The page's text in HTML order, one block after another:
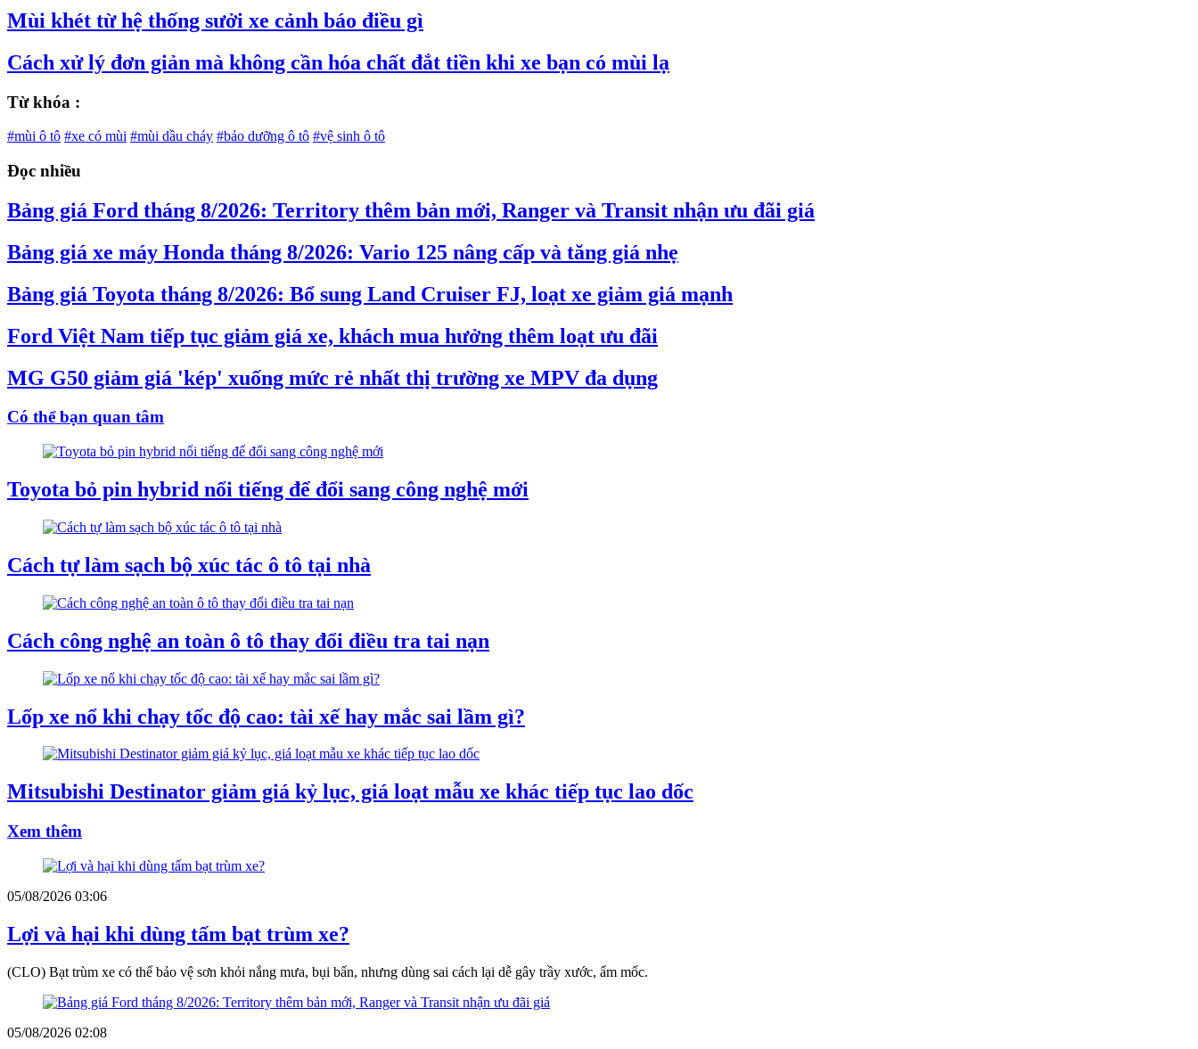
Mùi khét từ hệ thống sưởi xe cảnh báo điều gì
Cách xử lý đơn giản mà không cần hóa chất đắt tiền khi xe bạn có mùi lạ
Từ khóa :
#mùi ô tô #xe có mùi #mùi dầu cháy #bảo dưỡng ô tô #vệ sinh ô tô
Đọc nhiều
Bảng giá Ford tháng 8/2026: Territory thêm bản mới, Ranger và Transit nhận ưu đãi giá
Bảng giá xe máy Honda tháng 8/2026: Vario 125 nâng cấp và tăng giá nhẹ
Bảng giá Toyota tháng 8/2026: Bổ sung Land Cruiser FJ, loạt xe giảm giá mạnh
Ford Việt Nam tiếp tục giảm giá xe, khách mua hưởng thêm loạt ưu đãi
MG G50 giảm giá 'kép' xuống mức rẻ nhất thị trường xe MPV đa dụng
Có thể bạn quan tâm
Toyota bỏ pin hybrid nổi tiếng để đổi sang công nghệ mới
Cách tự làm sạch bộ xúc tác ô tô tại nhà
Cách công nghệ an toàn ô tô thay đổi điều tra tai nạn
Lốp xe nổ khi chạy tốc độ cao: tài xế hay mắc sai lầm gì?
Mitsubishi Destinator giảm giá kỷ lục, giá loạt mẫu xe khác tiếp tục lao dốc
Xem thêm
05/08/2026 03:06
Lợi và hại khi dùng tấm bạt trùm xe?
(CLO) Bạt trùm xe có thể bảo vệ sơn khỏi nắng mưa, bụi bẩn, nhưng dùng sai cách lại dễ gây trầy xước, ẩm mốc.
05/08/2026 02:08